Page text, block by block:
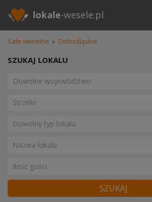
lokale-wesele.pl
Sale weselne › Dolnośląskie
SZUKAJ LOKALU
SZUKAJ